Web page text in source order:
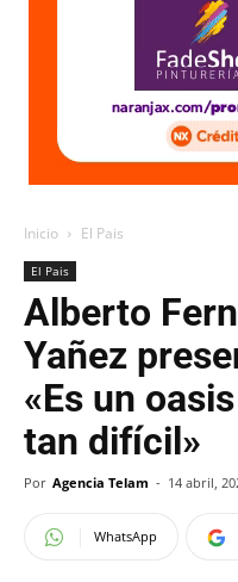
Inicio El Pais
El Pais
Alberto
Yañez
«Es un
tan difícil»
Por Agencia Telam - 14 abril,
WhatsApp